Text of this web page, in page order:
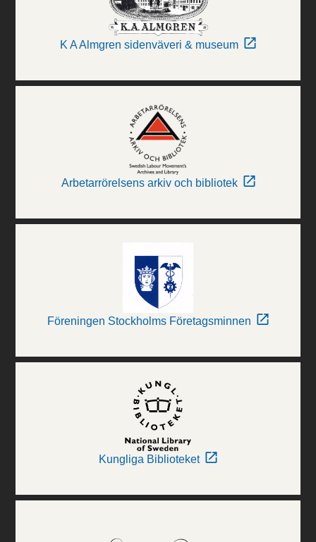
K A Almgren sidenväveri & museum
Arbetarrörelsens arkiv och bibliotek
Föreningen Stockholms Företagsminnen
Kungliga Biblioteket